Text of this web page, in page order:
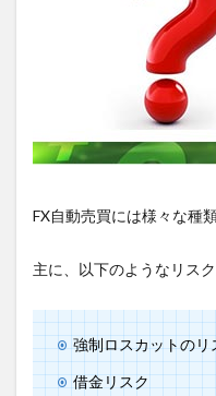
FX自動売買には様々な種
主に、以下のようなリス
強制ロスカットのリ
借金リスク